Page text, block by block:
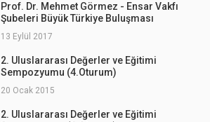
Prof. Dr. Mehmet Görmez - Ensar Vakfı
Şubeleri Büyük Türkiye Buluşması
13 Eylül 2017
2. Uluslararası Değerler ve Eğitimi
Sempozyumu (4.Oturum)
20 Ocak 2015
2. Uluslararası Değerler ve Eğitimi